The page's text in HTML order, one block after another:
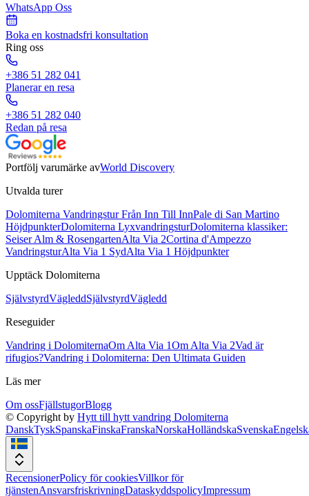
WhatsApp Oss
Boka en kostnadsfri konsultation
Ring oss
+386 51 282 041
Planerar en resa
+386 51 282 040
Redan på resa
Portfölj varumärke avWorld Discovery
Utvalda turer
Dolomiterna Vandringstur Från Inn Till InnPale di San Martino
HöjdpunkterDolomiterna LyxvandringsturDolomiterna klassiker:
Seiser Alm & RosengartenAlta Via 2Cortina d'Ampezzo
VandringsturAlta Via 1 SydAlta Via 1 Höjdpunkter
Upptäck Dolomiterna
SjälvstyrdVägleddSjälvstyrdVägledd
Reseguider
Vandring i DolomiternaOm Alta Via 1Om Alta Via 2Vad är
rifugios?Vandring i Dolomiterna: Den Ultimata Guiden
Läs mer
Om ossFjällstugorBlogg
© Copyright by Hytt till hytt vandring Dolomiterna
DanskTyskSpanskaFinskaFranskaNorskaHolländskaSvenska
RecensionerPolicy för cookiesVillkor för
tjänstenAnsvarsfriskrivningDataskyddspolicyImpressum